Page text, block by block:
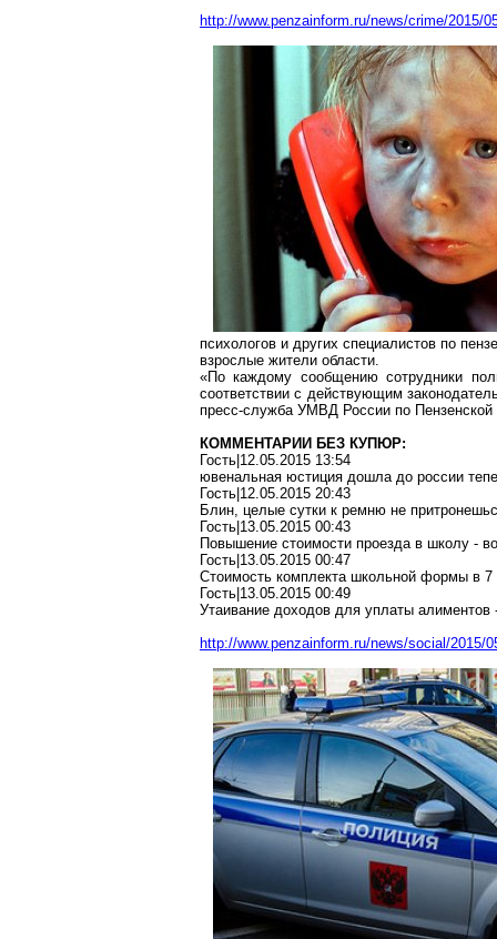
http://www.penzainform.ru/news/crime/2015/
психологов и других специалистов по
взрослые жители области.
«По каждому сообщению сотрудники
соответствии с действующим
пресс-служба УМВД России по Пензенской
КОММЕНТАРИИ БЕЗ КУПЮР:
Гость|12.05.2015 13:54
ювенальная юстиция дошла до россии
Гость|12.05.2015 20:43
Блин, целые сутки к ремню не
Гость|13.05.2015 00:43
Повышение стоимости проезда в школу -
Гость|13.05.2015 00:47
Стоимость комплекта школьной формы в
Гость|13.05.2015 00:49
Утаивание доходов для уплаты алиментов
http://www.penzainform.ru/news/social/2015/